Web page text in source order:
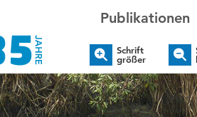
Publikationen
Schrift
größer